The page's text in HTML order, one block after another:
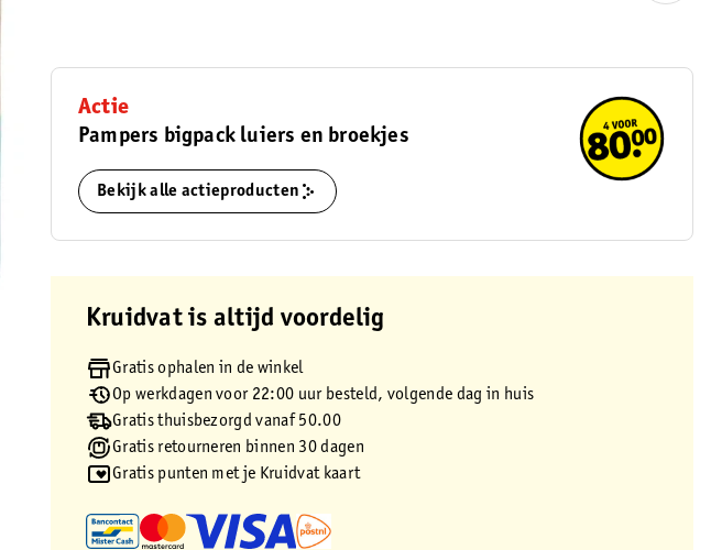
Actie
Pampers bigpack luiers en broekjes
Bekijk alle actieproducten
Kruidvat is altijd voordelig
Gratis ophalen in de winkel
Op werkdagen voor 22:00 uur besteld, volgende dag in huis
Gratis thuisbezorgd vanaf 50.00
Gratis retourneren binnen 30 dagen
Gratis punten met je Kruidvat kaart